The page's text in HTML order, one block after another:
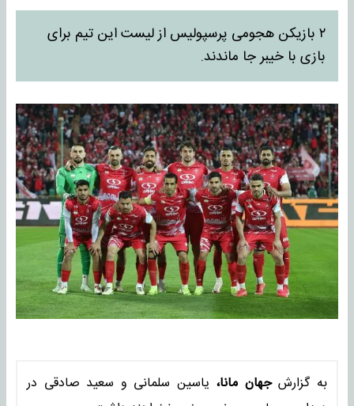
۲ بازیکن هجومی پرسپولیس از لیست این تیم برای
بازی با خیبر جا ماندند.
به گزارشجهان مانا، یاسین سلمانی و سعید صادقی در